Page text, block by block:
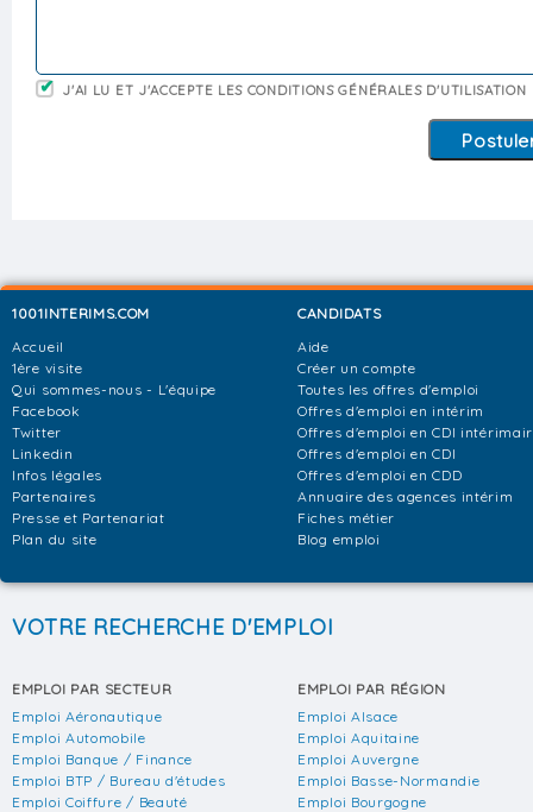
J'AI LU ET J'ACCEPTE LES CONDITIONS GÉNÉRALES D'UTILISATION
1001INTERIMS.COM
Accueil
1ère visite
Qui sommes-nous - L'équipe
Facebook
Twitter
Linkedin
Infos légales
Partenaires
Presse et Partenariat
Plan du site
CANDIDATS
Aide
Créer un compte
Toutes les offres d'emploi
Offres d'emploi en intérim
Offres d'emploi en CDI
Offres d'emploi en CDI
Offres d'emploi en CDD
Annuaire des agences intérim
Fiches métier
Blog emploi
VOTRE RECHERCHE D'EMPLOI
EMPLOI PAR SECTEUR
Emploi Aéronautique
Emploi Automobile
Emploi Banque / Finance
Emploi BTP / Bureau d'études
Emploi Coiffure / Beauté
EMPLOI PAR RÉGION
Emploi Alsace
Emploi Aquitaine
Emploi Auvergne
Emploi Basse-Normandie
Emploi Bourgogne